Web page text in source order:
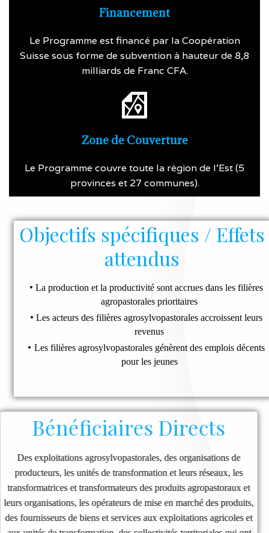
Financement
Le Programme est financé par la Coopération
Suisse sous forme de subvention à hauteur de 8,8
milliards de Franc CFA.
Zone de Couverture
Le Programme couvre toute la région de l’Est (5
provinces et 27 communes).
Objectifs spécifiques / Effets
attendus
La production et la productivité sont accrues dans les filières
agropastorales prioritaires
Les acteurs des filières agrosylvopastorales accroissent leurs
revenus
Les filières agrosylvopastorales génèrent des emplois décents
pour les jeunes
Bénéficiaires Direct
Des exploitations agrosylvopastorales, des organisations de
producteurs, les unités de transformation et leurs réseaux, les
transformatrices et transformateurs des produits agropastoraux et
leurs organisations, les opérateurs de mise en marché des produits,
des fournisseurs de biens et services aux exploitations agricoles et